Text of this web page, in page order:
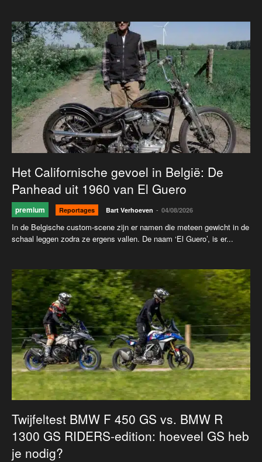
Het Californische gevoel in België: De
Panhead uit 1960 van El Guero
premium Reportages Bart Verhoeven - 04/08/2026
In de Belgische custom-scene zijn er namen die meteen gewicht in de
schaal leggen zodra ze ergens vallen. De naam ‘El Guero’, is er...
Twijfeltest BMW F 450 GS vs. BMW R
1300 GS RIDERS-edition: hoeveel GS heb
je nodig?